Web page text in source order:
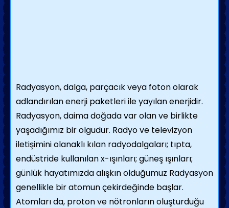
Radyasyon, dalga, parçacık veya foton olarak
adlandırılan enerji paketleri ile yayılan enerjidir.
Radyasyon, daima doğada var olan ve birlikte
yaşadığımız bir olgudur. Radyo ve televizyon
iletişimini olanaklı kılan radyodalgaları; tıpta,
endüstride kullanılan x-ışınları; güneş ışınları;
günlük hayatımızda alışkın olduğumuz Radyasyon
genellikle bir atomun çekirdeğinde başlar.
Atomları da, proton ve nötronların oluşturduğu